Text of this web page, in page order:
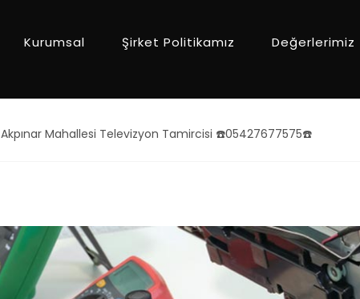
Kurumsal Şirket Politikamız Değerlerimiz
Akpınar Mahallesi Televizyon Tamircisi ☎️05427677575☎️